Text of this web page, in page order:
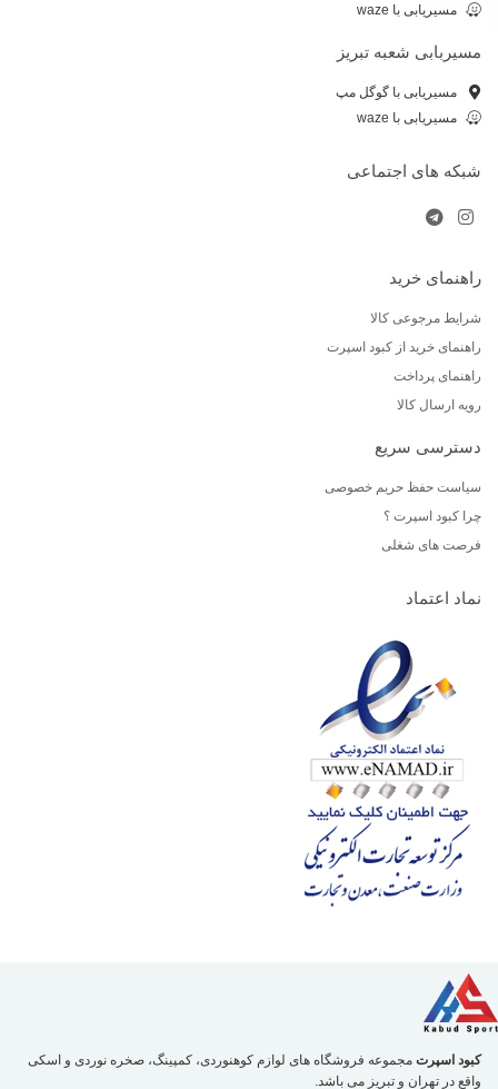
مسیریابی با waze
مسیربابی شعبه تبریز
مسیریابی با گوگل مپ
مسیریابی با waze
شبکه های اجتماعی
راهنمای خرید
شرایط مرجوعی کالا
راهنمای خرید از کبود اسپرت
راهنمای پرداخت
رویه ارسال کالا
دسترسی سریع
سیاست حفظ حریم خصوصی
چرا کبود اسپرت ؟
فرصت های شغلی
نماد اعتماد
کبود اسپرت مجموعه فروشگاه های لوازم کوهنوردی، کمپینگ، صخره نوردی و اسکی
واقع در تهران و تبریز می باشد.